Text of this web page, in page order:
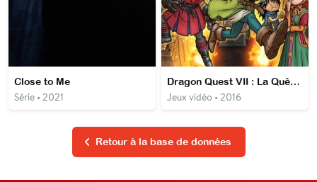
Close to Me
Série • 2021
Dragon Quest VII : La Quête des vestiges du monde
Jeux vidéo • 2016
Retour à la base de données